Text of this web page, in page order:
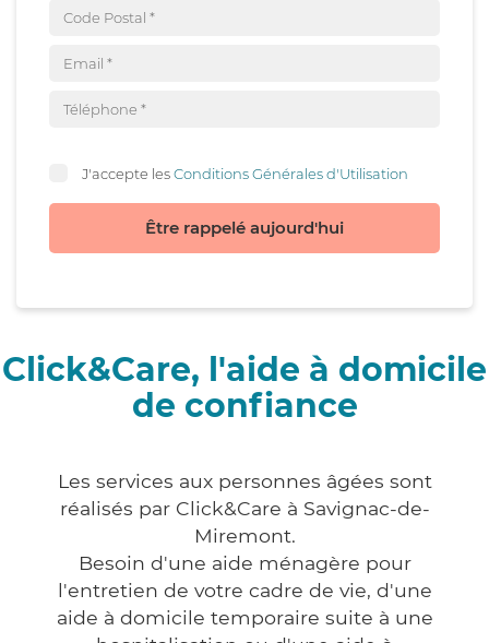
J'accepte lesConditions Générales d'Utilisation
Être rappelé aujourd'hui
Click&Care, l'aide à domicile
de confiance
Les services aux personnes âgées sont
réalisés par Click&Care à Savignac-de-
Miremont.
Besoin d'une aide ménagère pour
l'entretien de votre cadre de vie, d'une
aide à domicile temporaire suite à une